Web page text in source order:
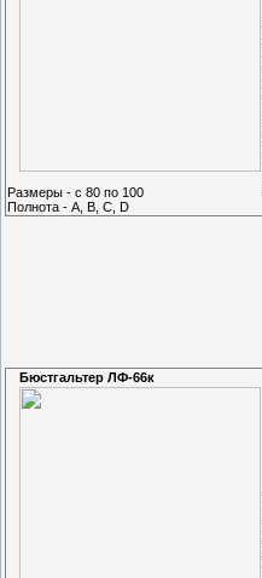
Размеры - с 80 по 100
Полнота - A, B, C, D
Бюстгальтер ЛФ-66к